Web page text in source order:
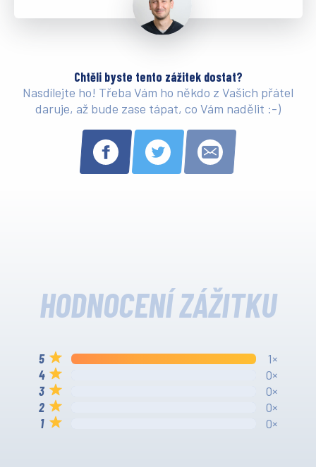
Chtěli byste tento zážitek dostat?
Nasdílejte ho! Třeba Vám ho někdo z Vašich přátel
daruje, až bude zase tápat, co Vám nadělit :-)
HODNOCENÍ ZÁŽITKU
1×
0×
0×
0×
0×